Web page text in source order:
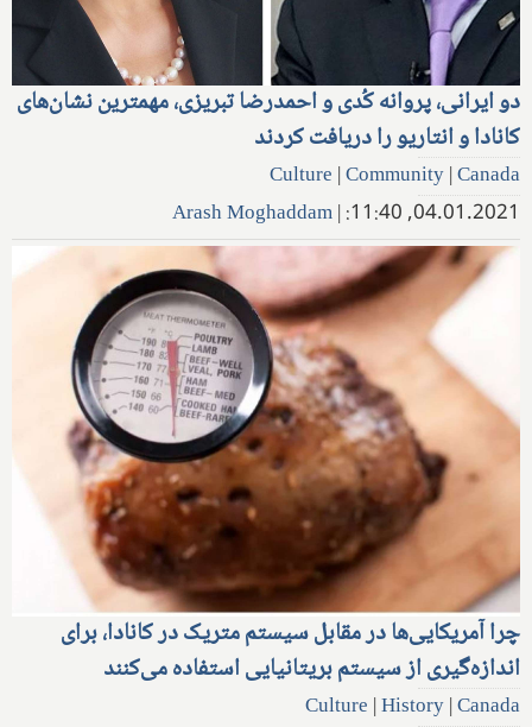
دو ایرانی، پروانه کُدی و احمدرضا تبریزی، مهمترین نشان‌های
کانادا و انتاریو را دریافت کردند
Culture |Community|Canada
04.01.2021, 11:40:
|
Arash Moghaddam
چرا آمریکایی‌ها در مقابل سیستم متریک در کانادا، برای
اندازه‌گیری از سیستم بریتانیایی استفاده می‌کنند
Culture |History|Canada